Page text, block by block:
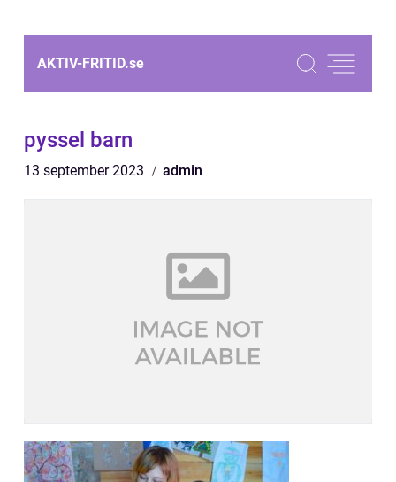
AKTIV-FRITID.se
pyssel barn
13 september 2023 admin